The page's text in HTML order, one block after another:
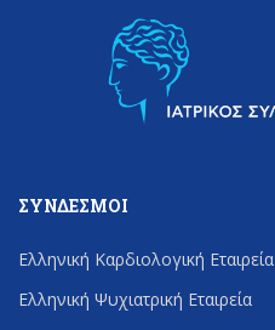
ΣΎΝΔΕΣΜΟΙ
Ελληνική Καρδιολογική Εταιρεία
Ελληνική Ψυχιατρική Εταιρεία